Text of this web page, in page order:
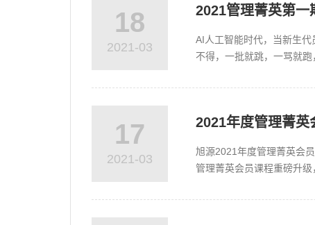
18
2021-03
2021管理菁英第一
AI人工智能时代，当新生
不得，一批就跳，一骂就跑
17
2021-03
2021年度管理菁
旭源2021年度管理菁英会
管理菁英会员课程重磅升